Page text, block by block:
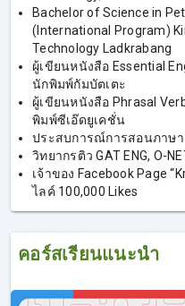
Bachelor of Science in
(International Program)
Technology Ladkrabang
ผู้เขียนหนังสือ Essential
นักพิมพ์กัมบัตเตะ
ผู้เขียนหนังสือ Phrasal
พิมพ์ซีเอ๊ดยูเคชั่น
ประสบการณ์การสอนภาษา
วิทยากรติว GAT ENG, O-
เจ้าของ Facebook Page
ไลค์ 100,000 Likes
คอร์สเรียนแนะนำ